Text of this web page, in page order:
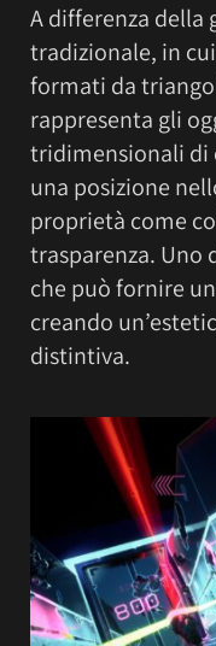
A differenza della
tradizionale, in
formati da
rappresenta gli
tridimensionali di
una posizione
proprietà come
trasparenza. Uno
che può fornire
creando
distintiva.